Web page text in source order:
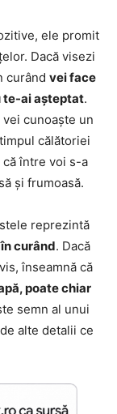
ele promit
Dacă visezi
curând vei face
te-ai așteptat.
cunoaște un
călătoriei
că între voi s-a
și frumoasă.
reprezintă
curând. Dacă
înseamnă că
poate chiar
semn al unui
alte detalii ce